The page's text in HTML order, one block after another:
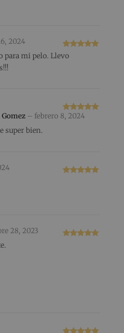
Valorado
2024
para mi pelo. Llevo
Valorado
– febrero 8, 2024
super bien.
28, 2023